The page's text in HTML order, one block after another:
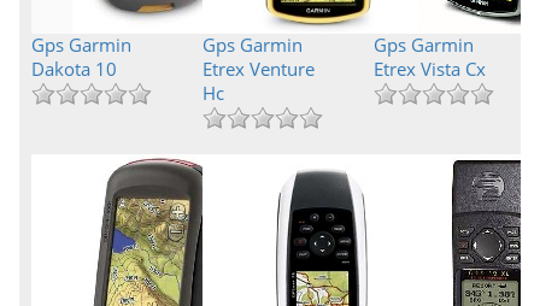
Gps Garmin
Dakota 10
Gps Garmin
Etrex Venture
Hc
Gps Garmin
Etrex Vista Cx